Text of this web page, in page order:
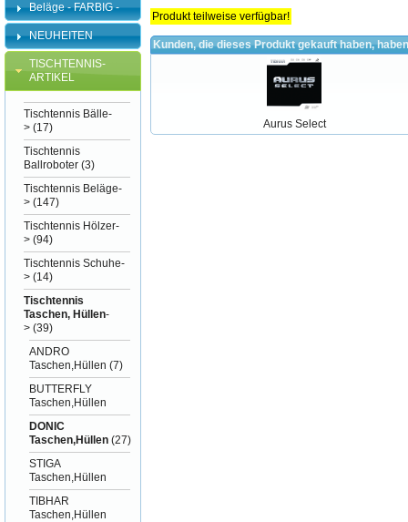
Produkt teilweise verfügbar!
Kunden, die dieses Produkt gekauft haben,
Aurus Select
Beläge - FARBIG -
NEUHEITEN
TISCHTENNIS-
ARTIKEL
Tischtennis Bälle-
> (17)
Tischtennis
Ballroboter (3)
Tischtennis Beläge-
> (147)
Tischtennis Hölzer-
> (94)
Tischtennis Schuhe-
> (14)
Tischtennis
Taschen, Hüllen-
> (39)
ANDRO
Taschen,Hüllen (7)
BUTTERFLY
Taschen,Hüllen
DONIC
Taschen,Hüllen (27)
STIGA
Taschen,Hüllen
TIBHAR
Taschen,Hüllen